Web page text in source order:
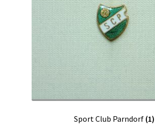
Sport Club Parndorf (1)